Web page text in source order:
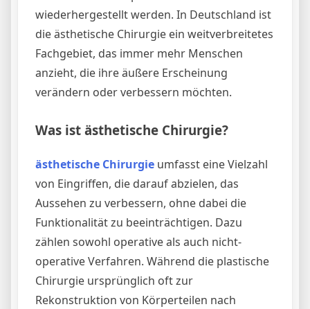
wiederhergestellt werden. In Deutschland ist
die ästhetische Chirurgie ein weitverbreitetes
Fachgebiet, das immer mehr Menschen
anzieht, die ihre äußere Erscheinung
verändern oder verbessern möchten.
Was ist ästhetische Chirurgie?
ästhetische Chirurgie umfasst eine Vielzahl
von Eingriffen, die darauf abzielen, das
Aussehen zu verbessern, ohne dabei die
Funktionalität zu beeinträchtigen. Dazu
zählen sowohl operative als auch nicht-
operative Verfahren. Während die plastische
Chirurgie ursprünglich oft zur
Rekonstruktion von Körperteilen nach